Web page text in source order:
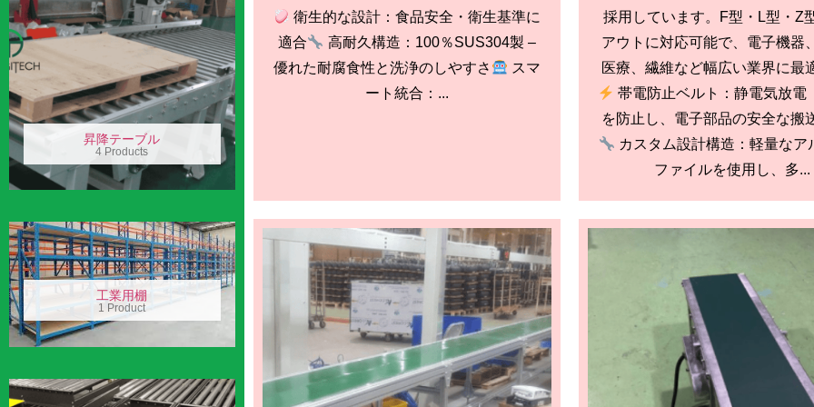
昇降テーブル
4 Products
工業用棚
1 Product
衛生的な設計：食品安全・衛生基準に
適合
高耐久構造：100％SUS304製 –
優れた耐腐食性と洗浄のしやすさ
スマ
ート統合：...
採用しています。F型・L型・Z
アウトに対応可能で、電子機器
医療、繊維など幅広い業界に最
帯電防止ベルト：静電気放電
を防止し、電子部品の安全な搬
カスタム設計構造：軽量なア
ファイルを使用し、多...